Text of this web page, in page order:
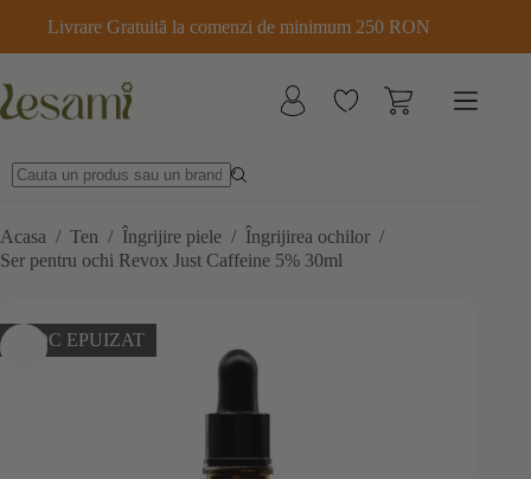
conținut
Livrare Gratuită la comenzi de minimum 250 RON
Acasa / Ten / Îngrijire piele / Îngrijirea ochilor /
Ser pentru ochi Revox Just Caffeine 5% 30ml
STOC EPUIZAT